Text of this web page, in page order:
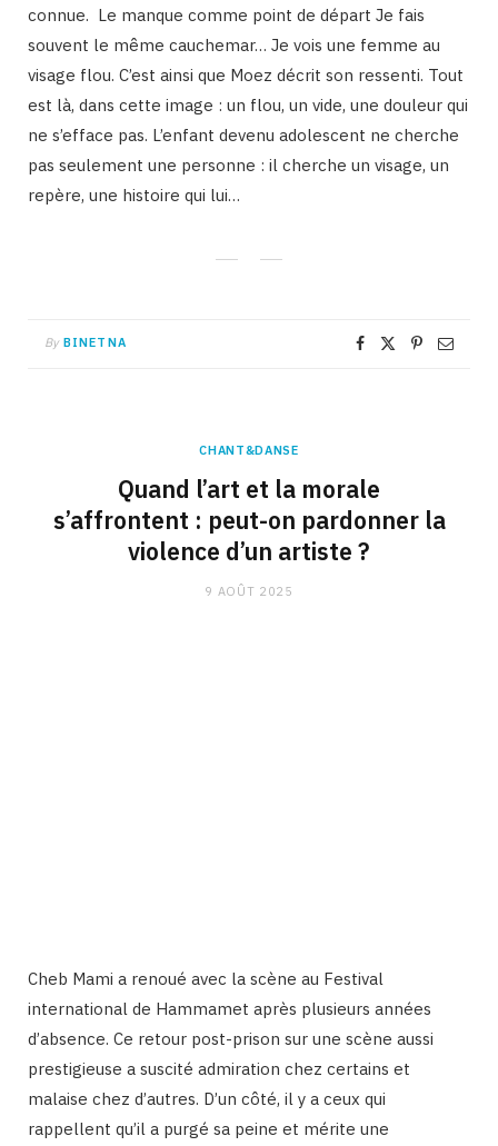
connue. Le manque comme point de départ Je fais
souvent le même cauchemar… Je vois une femme au
visage flou. C’est ainsi que Moez décrit son ressenti. Tout
est là, dans cette image : un flou, un vide, une douleur qui
ne s’efface pas. L’enfant devenu adolescent ne cherche
pas seulement une personne : il cherche un visage, un
repère, une histoire qui lui…
By BINETNA
CHANT&DANSE
Quand l’art et la morale
s’affrontent : peut-on pardonner la
violence d’un artiste ?
9 AOÛT 2025
Cheb Mami a renoué avec la scène au Festival
international de Hammamet après plusieurs années
d’absence. Ce retour post-prison sur une scène aussi
prestigieuse a suscité admiration chez certains et
malaise chez d’autres. D’un côté, il y a ceux qui
rappellent qu’il a purgé sa peine et mérite une